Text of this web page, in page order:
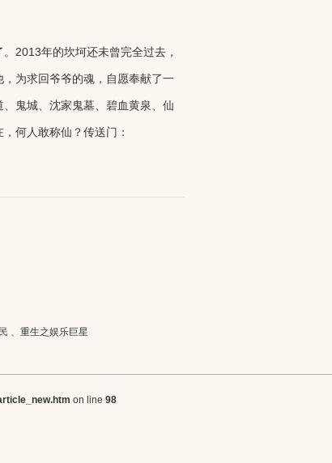
2013年的坎坷还未曾完全过去，
为求回爷爷的魂，自愿奉献了一
鬼城、沈家鬼墓、碧血黄泉、仙
何人敢称仙？传送门：
、 重生之娱乐巨星
on line 98